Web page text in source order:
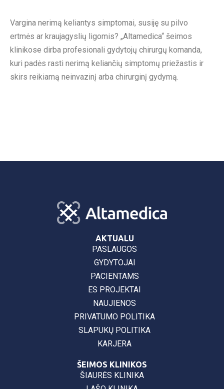
Vargina nerimą keliantys simptomai, susiję su pilvo
ertmės ar kraujagyslių ligomis? „Altamedica“ šeimos
klinikose dirba profesionali gydytojų chirurgų komanda,
kuri padės rasti nerimą keliančių simptomų priežastis ir
skirs reikiamą neinvazinį arba chirurginį gydymą.
AKTUALU
PASLAUGOS
GYDYTOJAI
PACIENTAMS
ES PROJEKTAI
NAUJIENOS
PRIVATUMO POLITIKA
SLAPUKŲ POLITIKA
KARJERA
ŠEIMOS KLINIKOS
ŠIAURĖS KLINIKA